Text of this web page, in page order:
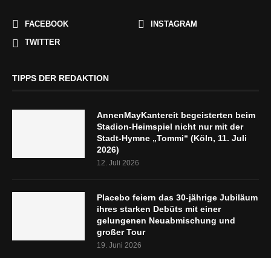
FACEBOOK
INSTAGRAM
TWITTER
TIPPS DER REDAKTION
AnnenMayKantereit begeisterten beim
Stadion-Heimspiel nicht nur mit der
Stadt-Hymne „Tommi“ (Köln, 11. Juli
2026)
12. Juli 2026
Placebo feiern das 30-jährige Jubiläum
ihres starken Debüts mit einer
gelungenen Neuabmischung und
großer Tour
19. Juni 2026